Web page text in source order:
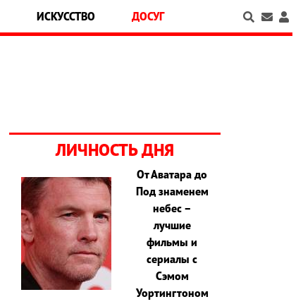
ИСКУССТВО ДОСУГ
ЛИЧНОСТЬ ДНЯ
От Аватара до
Под знаменем
небес –
лучшие
фильмы и
сериалы с
Сэмом
Уортингтоном